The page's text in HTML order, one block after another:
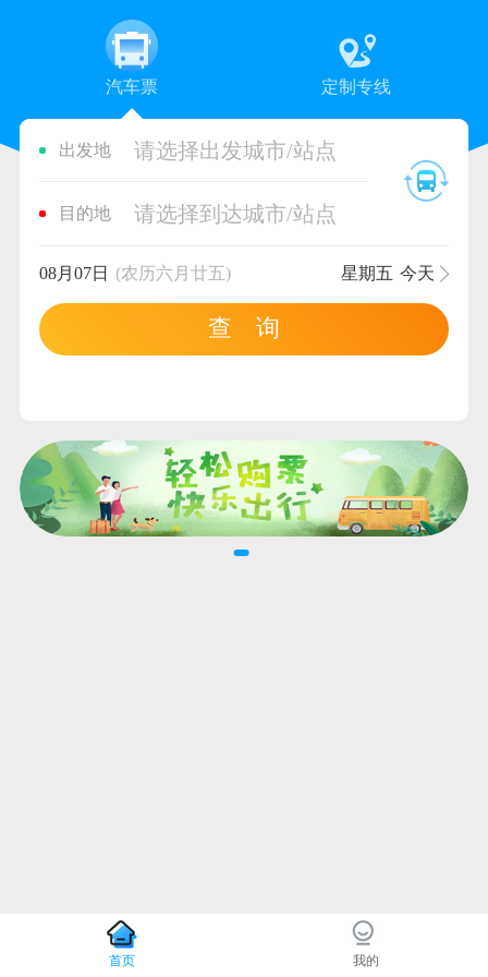
汽车票 定制专线
出发地 请选择出发城市/站点
目的地 请选择到达城市/站点
08月07日 (农历六月廿五) 星期五 今天
查 询
首页 我的